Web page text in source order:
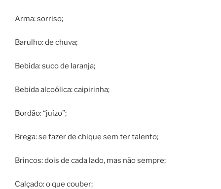
Arma: sorriso;
Barulho: de chuva;
Bebida: suco de laranja;
Bebida alcoólica: caipirinha;
Bordão: “juízo”;
Brega: se fazer de chique sem ter talento;
Brincos: dois de cada lado, mas não sempre;
Calçado: o que couber;